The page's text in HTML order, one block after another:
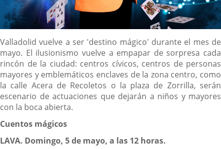
Descripción
Valladolid vuelve a ser 'destino mágico' durante el mes de
mayo. El ilusionismo vuelve a empapar de sorpresa cada
rincón de la ciudad: centros cívicos, centros de personas
mayores y emblemáticos enclaves de la zona centro, como
la calle Acera de Recoletos o la plaza de Zorrilla, serán
escenario de actuaciones que dejarán a niños y mayores
con la boca abierta.
Cuentos mágicos
LAVA. Domingo, 5 de mayo, a las 12 horas.